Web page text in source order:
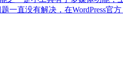
一直没有解决，在WordPress官